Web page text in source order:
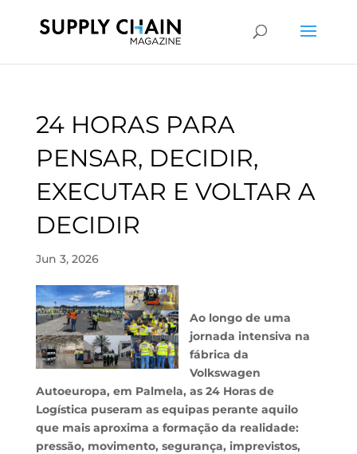
24 HORAS PARA
PENSAR, DECIDIR,
EXECUTAR E VOLTAR A
DECIDIR
Jun 3, 2026
Ao longo de uma
jornada intensiva na
fábrica da
Volkswagen
Autoeuropa, em Palmela, as 24 Horas de
Logística puseram as equipas perante aquilo
que mais aproxima a formação da realidade:
pressão, movimento, segurança, imprevistos,